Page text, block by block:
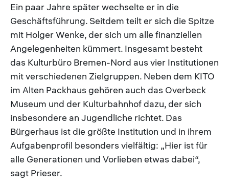
Ein paar Jahre später wechselte er in die
Geschäftsführung. Seitdem teilt er sich die Spitze
mit Holger Wenke, der sich um alle finanziellen
Angelegenheiten kümmert. Insgesamt besteht
das Kulturbüro Bremen-Nord aus vier Institutionen
mit verschiedenen Zielgruppen. Neben dem KITO
im Alten Packhaus gehören auch das Overbeck
Museum und der Kulturbahnhof dazu, der sich
insbesondere an Jugendliche richtet. Das
Bürgerhaus ist die größte Institution und in ihrem
Aufgabenprofil besonders vielfältig: „Hier ist für
alle Generationen und Vorlieben etwas dabei“,
sagt Prieser.